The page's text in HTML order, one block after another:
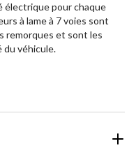
électrique pour chaque
à lame à 7 voies sont
remorques et sont les
du véhicule.